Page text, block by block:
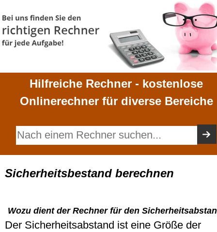
Hilfreiche Rechner - kostenlose
Onlinerechner für diverse Bereiche
Sicherheitsbestand berechnen
Wozu dient der Rechner für den
Der Sicherheitsabstand ist eine Größe der